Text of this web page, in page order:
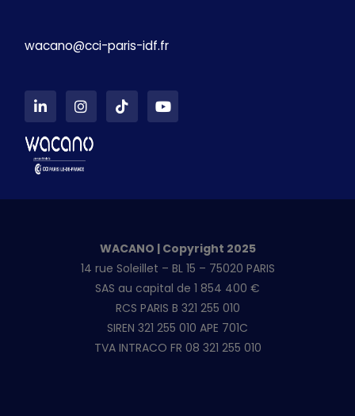
wacano@cci-paris-idf.fr
L
i
n
k
e
d
n
I
n
s
t
a
g
a
T
i
k
Y
o
u
WACANO | Copyright 2025
14 rue Soleillet – BL 15 – 75020 PARIS
SAS au capital de 1 854 400 €
RCS PARIS B 321 255 010
SIREN 321 255 010 APE 701C
TVA INTRACO FR 08 321 255 010